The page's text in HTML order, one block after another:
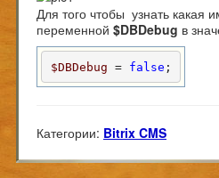
Для того чтобы узнать
переменной $DBDebug в
$DBDebug = false ;
Категории: Bitrix CMS